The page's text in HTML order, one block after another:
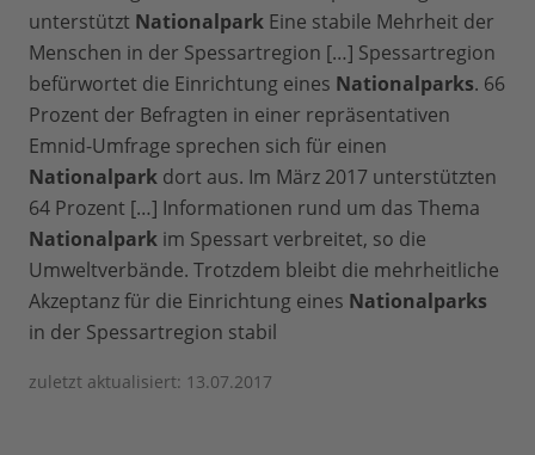
unterstützt Nationalpark Eine stabile Mehrheit der
Menschen in der Spessartregion […] Spessartregion
befürwortet die Einrichtung eines Nationalparks. 66
Prozent der Befragten in einer repräsentativen
Emnid-Umfrage sprechen sich für einen
Nationalpark dort aus. Im März 2017 unterstützten
64 Prozent […] Informationen rund um das Thema
Nationalpark im Spessart verbreitet, so die
Umweltverbände. Trotzdem bleibt die mehrheitliche
Akzeptanz für die Einrichtung eines Nationalparks
in der Spessartregion stabil
zuletzt aktualisiert: 13.07.2017